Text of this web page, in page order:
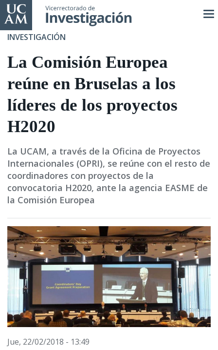
Pasar
al
contenido
INVESTIGACIÓN
La Comisión Europea
reúne en Bruselas a los
líderes de los proyectos
H2020
La UCAM, a través de la Oficina de Proyectos
Internacionales (OPRI), se reúne con el resto de
coordinadores con proyectos de la
convocatoria H2020, ante la agencia EASME de
la Comisión Europea
Jue, 22/02/2018 - 13:49